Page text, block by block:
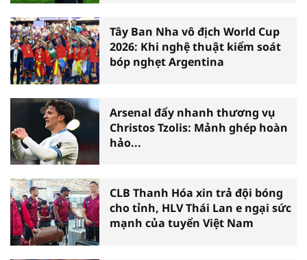
Tây Ban Nha vô địch World Cup
2026: Khi nghệ thuật kiểm soát
bóp nghẹt Argentina
Arsenal đẩy nhanh thương vụ
Christos Tzolis: Mảnh ghép hoàn
hảo...
CLB Thanh Hóa xin trả đội bóng
cho tỉnh, HLV Thái Lan e ngại sức
mạnh của tuyển Việt Nam